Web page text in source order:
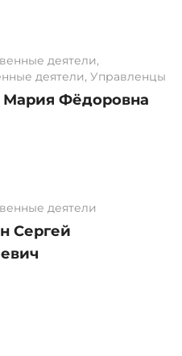
деятели,
деятели, Управленцы
Мария Фёдоровна
деятели
Сергей